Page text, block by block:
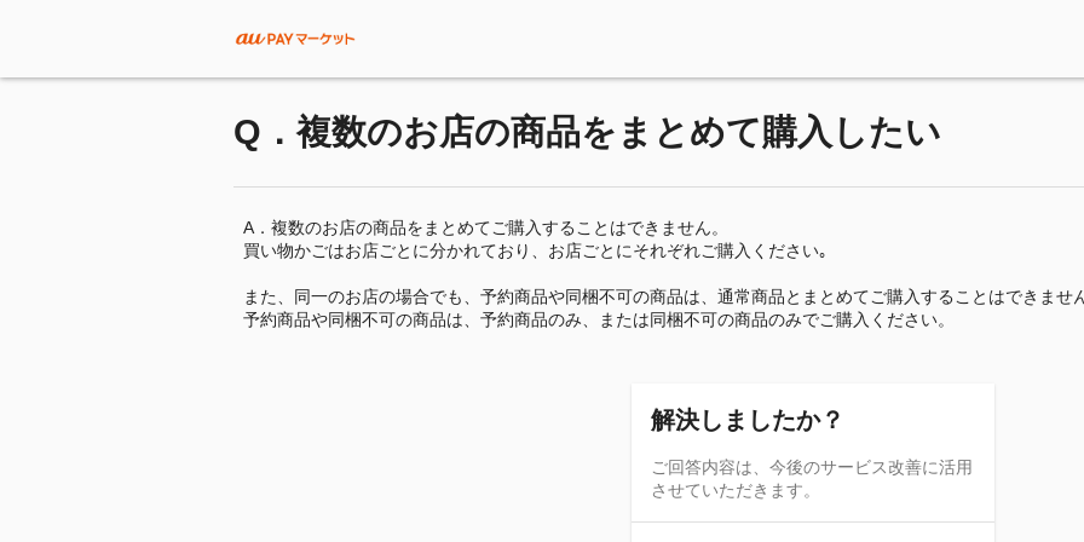
Q．複数のお店の商品をまとめて購入したい
A．複数のお店の商品をまとめてご購入することはできません。
買い物かごはお店ごとに分かれており、お店ごとにそれぞれご購入ください｡
また、同一のお店の場合でも、予約商品や同梱不可の商品は、通常商品とまとめてご購入することはできませ
予約商品や同梱不可の商品は、予約商品のみ、または同梱不可の商品のみでご購入ください。
解決しましたか？
ご回答内容は、今後のサービス改善に活用
させていただきます。